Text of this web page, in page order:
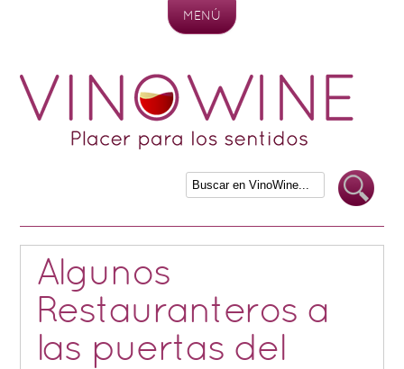
MENÚ
Algunos
Restauranteros a
las puertas del